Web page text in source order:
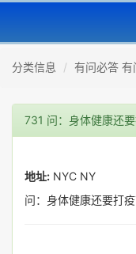
分类信息 有问必答 有
731 问：身体健康还要
地址: NYC NY
问：身体健康还要打疫